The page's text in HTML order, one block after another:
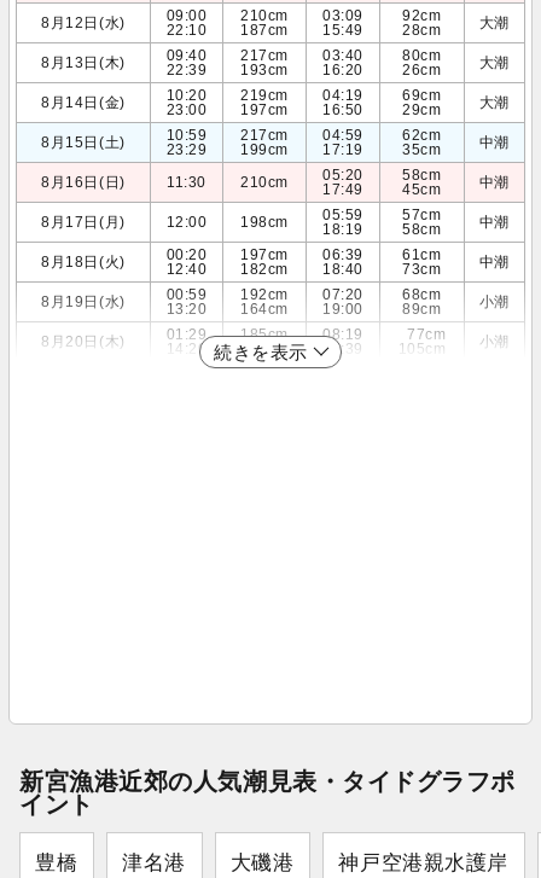
8月12日(水)
09:00
22:10
210cm
187cm
03:09
15:49
92cm
28cm
大潮
8月13日(木)
09:40
22:39
217cm
193cm
03:40
16:20
80cm
26cm
大潮
8月14日(金)
10:20
23:00
219cm
197cm
04:19
16:50
69cm
29cm
大潮
8月15日(土)
10:59
23:29
217cm
199cm
04:59
17:19
62cm
35cm
中潮
8月16日(日) 11:30 210cm
05:20
17:49
58cm
45cm
中潮
8月17日(月) 12:00 198cm
05:59
18:19
57cm
58cm
中潮
8月18日(火)
00:20
12:40
197cm
182cm
06:39
18:40
61cm
73cm
中潮
8月19日(水)
00:59
13:20
192cm
164cm
07:20
19:00
68cm
89cm
小潮
8月20日(木)
01:29
14:20
185cm
145cm
08:19
19:39
77cm
105cm
小潮
続きを表示
新宮漁港近郊の人気潮見表・タイドグラフポ
イント
豊橋 津名港 大磯港 神戸空港親水護岸